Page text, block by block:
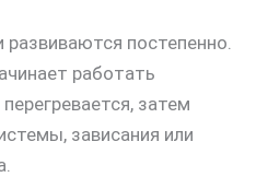
постепенно.
работать
затем
зависания или